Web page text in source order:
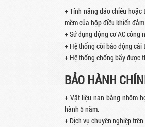
+ Tính năng đảo chiều
mềm của hộp điều khiển
+ Sử dụng động cơ AC
+ Hệ thống còi báo động
+ Hệ thống chống bẩy được
BẢO HÀNH
+ Vật liệu nan bằng nhôm
hành 5 năm.
+ Dịch vụ chuyên nghiệp